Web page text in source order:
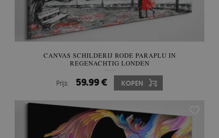
CANVAS SCHILDERIJ RODE PARAPLU IN
REGENACHTIG LONDEN
Prijs: 59.99 € KOPEN